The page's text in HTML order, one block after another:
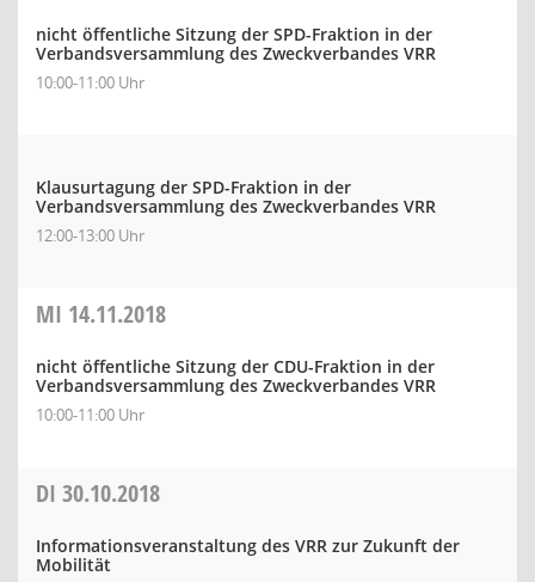
nicht öffentliche Sitzung der SPD-Fraktion in der
Verbandsversammlung des Zweckverbandes VRR
10:00-11:00 Uhr
Klausurtagung der SPD-Fraktion in der
Verbandsversammlung des Zweckverbandes VRR
12:00-13:00 Uhr
MI 14.11.2018
nicht öffentliche Sitzung der CDU-Fraktion in der
Verbandsversammlung des Zweckverbandes VRR
10:00-11:00 Uhr
DI 30.10.2018
Informationsveranstaltung des VRR zur Zukunft der
Mobilität